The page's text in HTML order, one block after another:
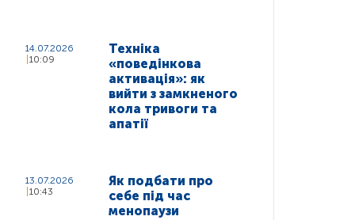
14.07.2026
10:09
Техніка
«поведінкова
активація»: як
вийти з замкненого
кола тривоги та
апатії
13.07.2026
10:43
Як подбати про
себе під час
менопаузи